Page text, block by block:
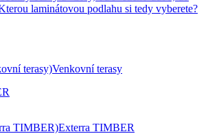
laminátovou podlahu si tedy vyberete?
terasy)Venkovní terasy
TIMBER)Exterra TIMBER